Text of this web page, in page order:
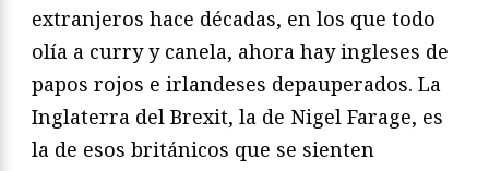
extranjeros hace décadas, en los que todo
olía a curry y canela, ahora hay ingleses de
papos rojos e irlandeses depauperados. La
Inglaterra del Brexit, la de Nigel Farage, es
la de esos británicos que se sienten